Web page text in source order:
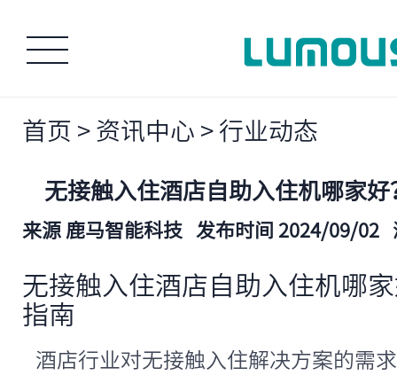
首页 > 资讯中心 > 行业动态
无接触入住酒店自助入住机哪家
来源 鹿马智能科技 发布时间 2024/09/02
无接触入住酒店自助入住机哪
指南
酒店行业对无接触入住解决方案的需